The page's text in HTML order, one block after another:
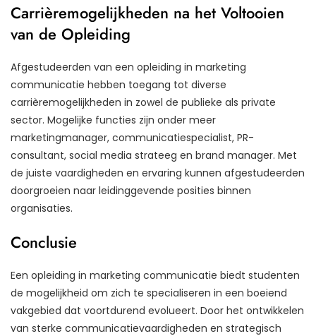
Carrièremogelijkheden na het Voltooien
van de Opleiding
Afgestudeerden van een opleiding in marketing
communicatie hebben toegang tot diverse
carrièremogelijkheden in zowel de publieke als private
sector. Mogelijke functies zijn onder meer
marketingmanager, communicatiespecialist, PR-
consultant, social media strateeg en brand manager. Met
de juiste vaardigheden en ervaring kunnen afgestudeerden
doorgroeien naar leidinggevende posities binnen
organisaties.
Conclusie
Een opleiding in marketing communicatie biedt studenten
de mogelijkheid om zich te specialiseren in een boeiend
vakgebied dat voortdurend evolueert. Door het ontwikkelen
van sterke communicatievaardigheden en strategisch